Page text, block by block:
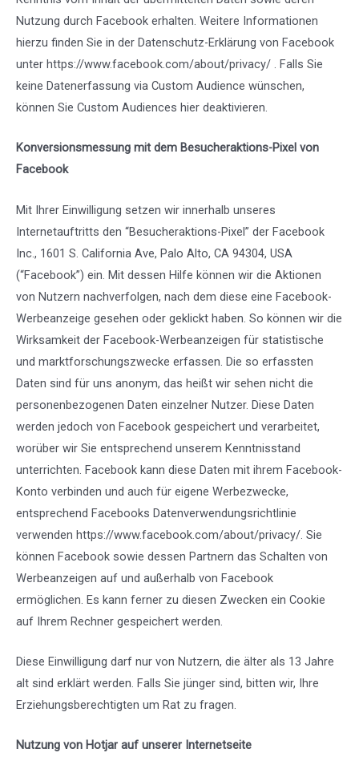
Nutzung durch Facebook erhalten. Weitere Informationen
hierzu finden Sie in der Datenschutz-Erklärung von Facebook
unter https://www.facebook.com/about/privacy/ . Falls Sie
keine Datenerfassung via Custom Audience wünschen,
können Sie Custom Audiences hier deaktivieren.
Konversionsmessung mit dem Besucheraktions-Pixel von
Facebook
Mit Ihrer Einwilligung setzen wir innerhalb unseres
Internetauftritts den “Besucheraktions-Pixel” der Facebook
Inc., 1601 S. California Ave, Palo Alto, CA 94304, USA
(“Facebook”) ein. Mit dessen Hilfe können wir die Aktionen
von Nutzern nachverfolgen, nach dem diese eine Facebook-
Werbeanzeige gesehen oder geklickt haben. So können wir die
Wirksamkeit der Facebook-Werbeanzeigen für statistische
und marktforschungszwecke erfassen. Die so erfassten
Daten sind für uns anonym, das heißt wir sehen nicht die
personenbezogenen Daten einzelner Nutzer. Diese Daten
werden jedoch von Facebook gespeichert und verarbeitet,
worüber wir Sie entsprechend unserem Kenntnisstand
unterrichten. Facebook kann diese Daten mit ihrem Facebook-
Konto verbinden und auch für eigene Werbezwecke,
entsprechend Facebooks Datenverwendungsrichtlinie
verwenden https://www.facebook.com/about/privacy/. Sie
können Facebook sowie dessen Partnern das Schalten von
Werbeanzeigen auf und außerhalb von Facebook
ermöglichen. Es kann ferner zu diesen Zwecken ein Cookie
auf Ihrem Rechner gespeichert werden.
Diese Einwilligung darf nur von Nutzern, die älter als 13 Jahre
alt sind erklärt werden. Falls Sie jünger sind, bitten wir, Ihre
Erziehungsberechtigten um Rat zu fragen.
Nutzung von Hotjar auf unserer Internetseite